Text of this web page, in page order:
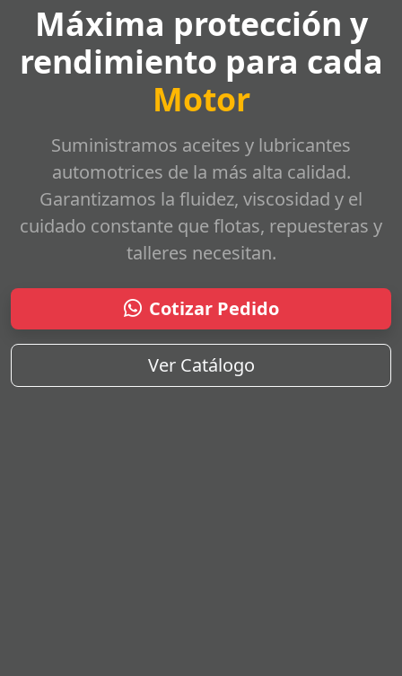
Máxima protección y
rendimiento para cada
Motor
Suministramos aceites y lubricantes
automotrices de la más alta calidad.
Garantizamos la fluidez, viscosidad y el
cuidado constante que flotas, repuesteras y
talleres necesitan.
Cotizar Pedido
Ver Catálogo